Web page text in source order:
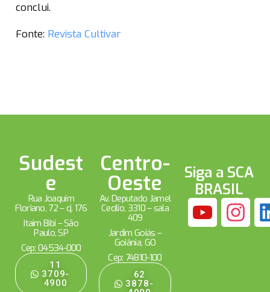
conclui.
Fonte: Revista Cultivar
Sudest
e
Rua Joaquim
Floriano, 72 – cj. 176
Itaim Bibi – São
Paulo, SP
Cep: 04534-000
11
3709-
4900
Centro-
Oeste
Av. Deputado Jamel
Cecílio, 3310 – sala
409
Jardim Goiás –
Goiânia, GO
Cep: 74810-100
62
3878-
Siga a SCA
BRASIL